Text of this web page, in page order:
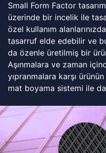
Small Form Factor
üzerinde bir incelik ile
özel kullanım
tasarruf elde edebilir ve
da özenle üretilmiş bir
Aşınmalara ve zaman
yıpranmalara karşı
mat boyama sistemi ile